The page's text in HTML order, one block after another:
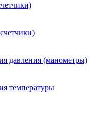
давления (манометры)
температуры